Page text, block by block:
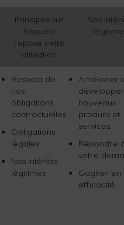
Principes sur
lesquels
repose cette
utilisation
Nos
Respect de
nos
obligations
contractuelles
Obligations
légales
Nos intérêts
légitimes
Améliorer
nouveaux
produits et
services
Répondre
votre
Gagner en
efficacité